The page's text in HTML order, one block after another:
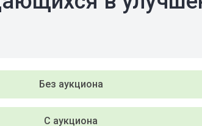
Без аукциона
С аукциона